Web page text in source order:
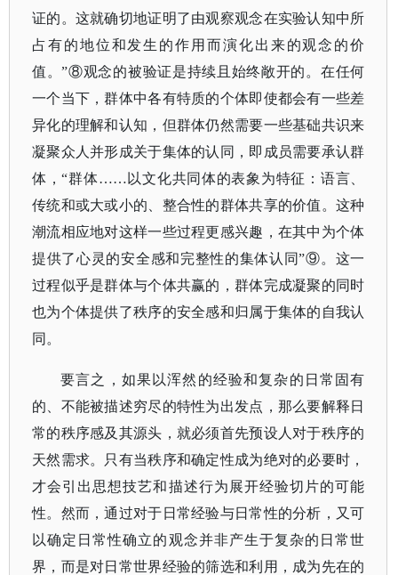
证的。这就确切地证明了由观察观念在实验认知中所
占有的地位和发生的作用而演化出来的观念的价
值。”⑧观念的被验证是持续且始终敞开的。在任何
一个当下，群体中各有特质的个体即使都会有一些差
异化的理解和认知，但群体仍然需要一些基础共识来
凝聚众人并形成关于集体的认同，即成员需要承认群
体，“群体……以文化共同体的表象为特征：语言、
传统和或大或小的、整合性的群体共享的价值。这种
潮流相应地对这样一些过程更感兴趣，在其中为个体
提供了心灵的安全感和完整性的集体认同”⑨。这一
过程似乎是群体与个体共赢的，群体完成凝聚的同时
也为个体提供了秩序的安全感和归属于集体的自我认
同。
要言之，如果以浑然的经验和复杂的日常固有
的、不能被描述穷尽的特性为出发点，那么要解释日
常的秩序感及其源头，就必须首先预设人对于秩序的
天然需求。只有当秩序和确定性成为绝对的必要时，
才会引出思想技艺和描述行为展开经验切片的可能
性。然而，通过对于日常经验与日常性的分析，又可
以确定日常性确立的观念并非产生于复杂的日常世
界，而是对日常世界经验的筛选和利用，成为先在的